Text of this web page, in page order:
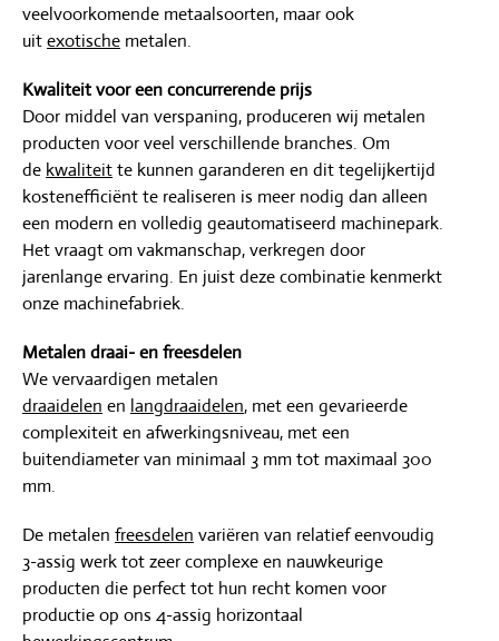
veelvoorkomende metaalsoorten, maar ook
uitexotische metalen.
Kwaliteit voor een concurrerende prijs
Door middel van verspaning, produceren wij metalen
producten voor veel verschillende branches. Om
de kwaliteitte kunnen garanderen en dit tegelijkertijd
kostenefficiënt te realiseren is meer nodig dan alleen
een modern en volledig geautomatiseerd machinepark.
Het vraagt om vakmanschap, verkregen door
jarenlange ervaring. En juist deze combinatie kenmerkt
onze machinefabriek.
Metalen draai- en freesdelen
We vervaardigen metalen
draaidelen en langdraaidelen, met een gevarieerde
complexiteit en afwerkingsniveau, met een
buitendiameter van minimaal 3 mm tot maximaal 300
mm.
De metalen freesdelen variëren van relatief eenvoudig
3-assig werk tot zeer complexe en nauwkeurige
producten die perfect tot hun recht komen voor
productie op ons 4-assig horizontaal